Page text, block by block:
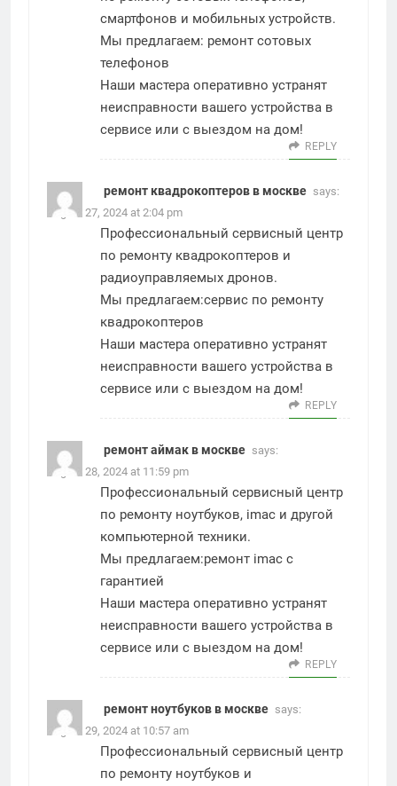
смартфонов и мобильных устройств.
Мы предлагаем: ремонт сотовых
телефонов
Наши мастера оперативно устранят
неисправности вашего устройства в
сервисе или с выездом на дом!
REPLY
ремонт квадрокоптеров в москве says:
August 27, 2024 at 2:04 pm
Профессиональный сервисный центр
по ремонту квадрокоптеров и
радиоуправляемых дронов.
Мы предлагаем:сервис по ремонту
квадрокоптеров
Наши мастера оперативно устранят
неисправности вашего устройства в
сервисе или с выездом на дом!
REPLY
ремонт аймак в москве says:
August 28, 2024 at 11:59 pm
Профессиональный сервисный центр
по ремонту ноутбуков, imac и другой
компьютерной техники.
Мы предлагаем:ремонт imac с
гарантией
Наши мастера оперативно устранят
неисправности вашего устройства в
сервисе или с выездом на дом!
REPLY
ремонт ноутбуков в москве says:
August 29, 2024 at 10:57 am
Профессиональный сервисный центр
по ремонту ноутбуков и